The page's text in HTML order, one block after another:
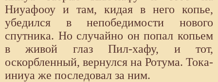
Ниуафооу и там, кидая в него копье,
убедился в непобедимости нового
спутника. Но случайно он попал копьем
в живой глаз Пил-хафу, и тот,
оскорбленный, вернулся на Ротума. Тока-
иниуа же последовал за ним.